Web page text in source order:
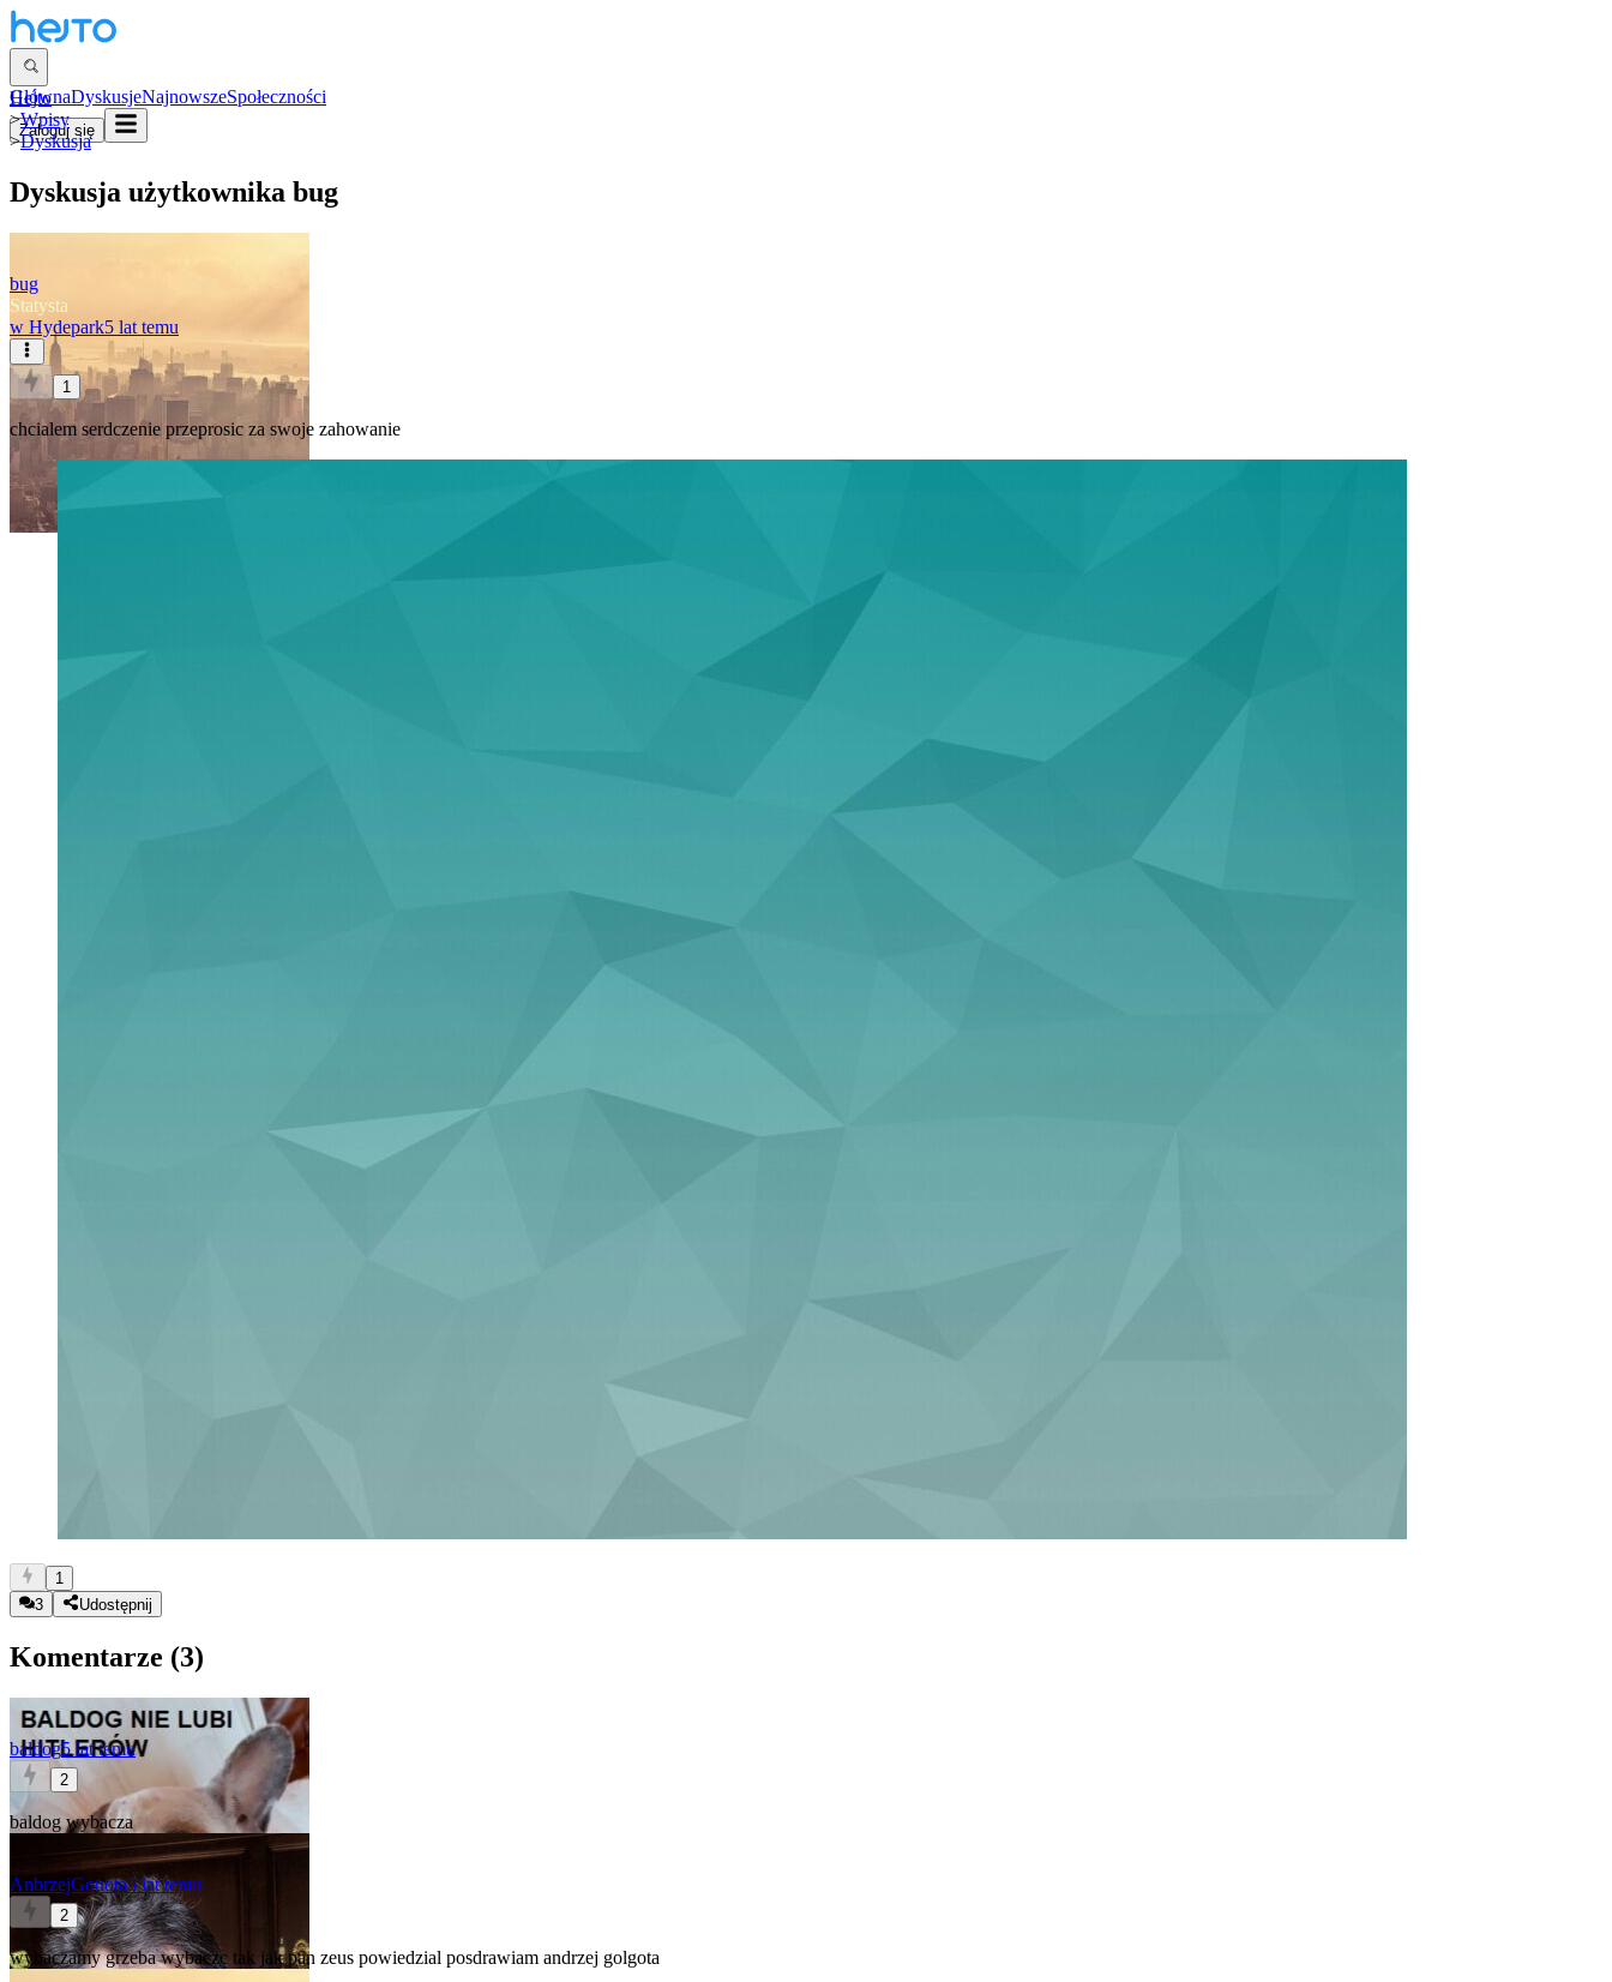
GłównaDyskusjeNajnowszeSpołeczności
Zaloguj się
Hejto
>Wpisy
>Dyskusja
Dyskusja użytkownika bug
bug
Statysta
w Hydepark5 lat temu
1
chcialem serdczenie przeprosic za swoje zahowanie
1
3
Udostępnij
Komentarze (3)
baldog5 lat temu
2
baldog wybacza
AnbrzejGouota5 lat temu
2
wybaczamy grzeba wybaczc tak jak pan zeus powiedzial posdrawiam andrzej golgota